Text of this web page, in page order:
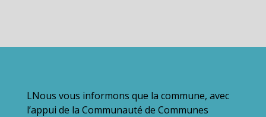
LNous vous informons que la commune, avec
l’appui de la Communauté de Communes